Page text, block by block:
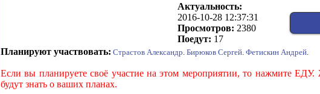
Актуальность:
2016-10-28 12:37:31
Просмотров: 2380
Поедут: 17
Планируют участвовать: Страстов Александр Бирюков Сергей Фетискин Андрей
Если вы планируете своё участие на этом мероприятии, то нажмите ЕДУ.
будут знать о ваших планах.